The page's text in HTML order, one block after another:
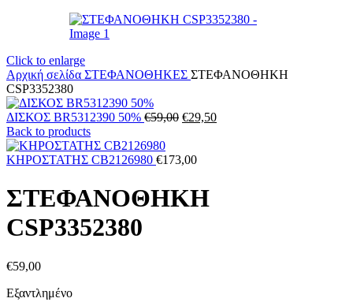
Click to enlarge
Αρχική σελίδα ΣΤΕΦΑΝΟΘΗΚΕΣ ΣΤΕΦΑΝΟΘΗΚΗ
CSP3352380
ΔΙΣΚΟΣ BR5312390 50% €59,00 Original
€59,00.
€29,50Η
Back to products
ΚΗΡΟΣΤΑΤΗΣ CB2126980 €173,00
ΣΤΕΦΑΝΟΘΗΚΗ
CSP3352380
€59,00
Εξαντλημένο